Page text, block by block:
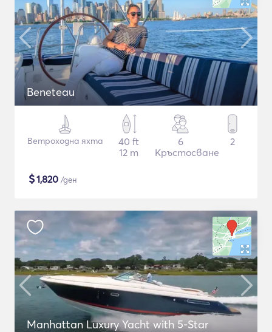
Beneteau
Ветроходна яхта
40 ft
12 m
6
Кръстосване
2
$1,820 /ден
Manhattan Luxury Yacht with 5-Star